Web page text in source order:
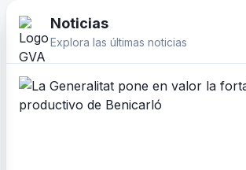
Noticias
Explora las últimas noticias